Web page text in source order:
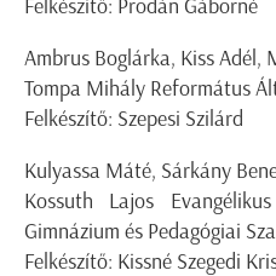
Felkészítő: Prodán Gáborné
Ambrus Boglárka, Kiss Adél,
Tompa Mihály Református
Felkészítő: Szepesi Szilárd
Kulyassa Máté, Sárkány
Kossuth Lajos
Gimnázium és Pedagógiai
Felkészítő: Kissné Szegedi